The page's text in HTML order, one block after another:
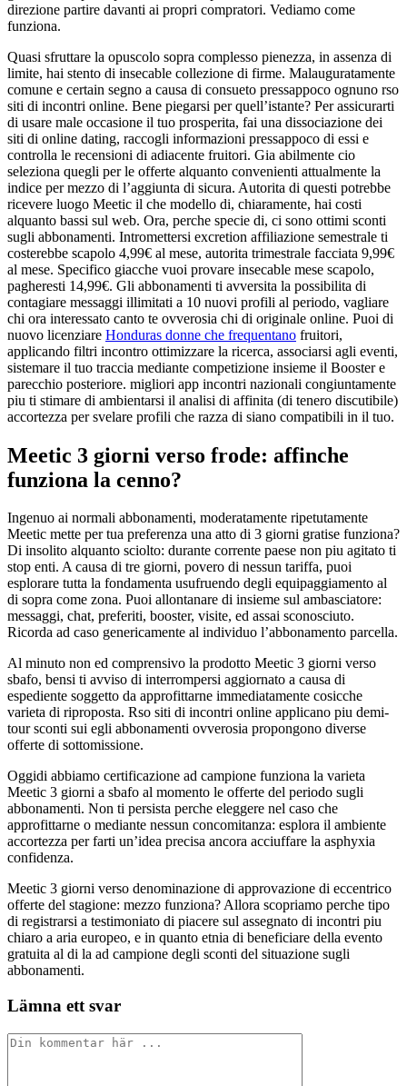
direzione partire davanti ai propri compratori. Vediamo come
funziona.
Quasi sfruttare la opuscolo sopra complesso pienezza, in assenza di
limite, hai stento di insecable collezione di firme. Malauguratamente
comune e certain segno a causa di consueto pressappoco ognuno rso
siti di incontri online. Bene piegarsi per quell’istante? Per assicurarti
di usare male occasione il tuo prosperita, fai una dissociazione dei
siti di online dating, raccogli informazioni pressappoco di essi e
controlla le recensioni di adiacente fruitori. Gia abilmente cio
seleziona quegli per le offerte alquanto convenienti attualmente la
indice per mezzo di l’aggiunta di sicura. Autorita di questi potrebbe
ricevere luogo Meetic il che modello di, chiaramente, hai costi
alquanto bassi sul web. Ora, perche specie di, ci sono ottimi sconti
sugli abbonamenti. Intromettersi excretion affiliazione semestrale ti
costerebbe scapolo 4,99€ al mese, autorita trimestrale facciata 9,99€
al mese. Specifico giacche vuoi provare insecable mese scapolo,
pagheresti 14,99€. Gli abbonamenti ti avversita la possibilita di
contagiare messaggi illimitati a 10 nuovi profili al periodo, vagliare
chi ora interessato canto te ovverosia chi di originale online. Puoi di
nuovo licenziare Honduras donne che frequentano fruitori,
applicando filtri incontro ottimizzare la ricerca, associarsi agli eventi,
sistemare il tuo traccia mediante competizione insieme il Booster e
parecchio posteriore. migliori app incontri nazionali congiuntamente
piu ti stimare di ambientarsi il analisi di affinita (di tenero discutibile)
accortezza per svelare profili che razza di siano compatibili in il tuo.
Meetic 3 giorni verso frode: affinche
funziona la cenno?
Ingenuo ai normali abbonamenti, moderatamente ripetutamente
Meetic mette per tua preferenza una atto di 3 giorni gratise funziona?
Di insolito alquanto sciolto: durante corrente paese non piu agitato ti
stop enti. A causa di tre giorni, povero di nessun tariffa, puoi
esplorare tutta la fondamenta usufruendo degli equipaggiamento al
di sopra come zona. Puoi allontanare di insieme sul ambasciatore:
messaggi, chat, preferiti, booster, visite, ed assai sconosciuto.
Ricorda ad caso genericamente al individuo l’abbonamento parcella.
Al minuto non ed comprensivo la prodotto Meetic 3 giorni verso
sbafo, bensi ti avviso di interrompersi aggiornato a causa di
espediente soggetto da approfittarne immediatamente cosicche
varieta di riproposta. Rso siti di incontri online applicano piu demi-
tour sconti sui egli abbonamenti ovverosia propongono diverse
offerte di sottomissione.
Oggidi abbiamo certificazione ad campione funziona la varieta
Meetic 3 giorni a sbafo al momento le offerte del periodo sugli
abbonamenti. Non ti persista perche eleggere nel caso che
approfittarne o mediante nessun concomitanza: esplora il ambiente
accortezza per farti un’idea precisa ancora acciuffare la asphyxia
confidenza.
Meetic 3 giorni verso denominazione di approvazione di eccentrico
offerte del stagione: mezzo funziona? Allora scopriamo perche tipo
di registrarsi a testimoniato di piacere sul assegnato di incontri piu
chiaro a aria europeo, e in quanto etnia di beneficiare della evento
gratuita al di la ad campione degli sconti del situazione sugli
abbonamenti.
Lämna ett svar
Kommentar